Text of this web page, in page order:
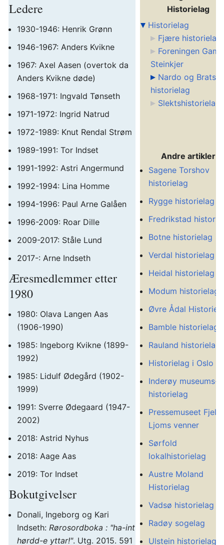
Ledere
1930-1946: Henrik Grønn
1946-1967: Anders Kvikne
1967: Axel Aasen (overtok da
Anders Kvikne døde)
1968-1971: Ingvald Tønseth
1971-1972: Ingrid Natrud
1972-1989: Knut Rendal Strøm
1989-1991: Tor Indset
1991-1992: Astri Angermund
1992-1994: Lina Homme
1994-1996: Paul Arne Galåen
1996-2009: Roar Dille
2009-2017: Ståle Lund
2017-: Arne Indseth
Æresmedlemmer etter
1980
1980: Olava Langen Aas
(1906-1990)
1985: Ingeborg Kvikne (1899-
1992)
1985: Lidulf Ødegård (1902-
1999)
1991: Sverre Ødegaard (1947-
2002)
2018: Astrid Nyhus
2018: Aage Aas
2019: Tor Indset
Bokutgivelser
Donali, Ingeborg og Kari
Indseth: Rørosordboka : "ha-int
hørdd-e yttar!". Utg. 2015. 591
Historielag
Historielag
Fjære historielag
Foreningen
Steinkjer
Nardo og
historielag
Slektshistorielag
Andre artikler
Sagene Torshov
historielag
Rygge historielag
Fredrikstad
Botne historielag
Verdal historielag
Heidal historielag
Modum historielag
Øvre Ådal
Bamble historielag
Rauland historielag
Historielag i Oslo
Inderøy museums-
historielag
Pressemuseet
Ljoms venner
Sørfold
lokalhistorielag
Austre Moland
Historielag
Vadsø historielag
Radøy sogelag
Ulstein historielag